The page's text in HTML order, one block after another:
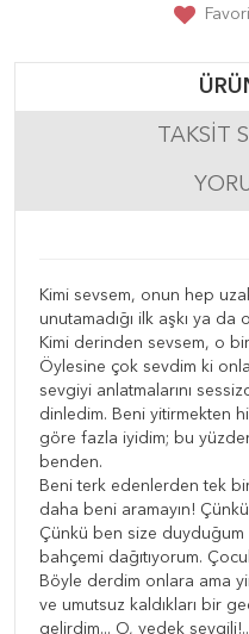
TAKSIT
Kimi sevsem, onun hep
unutamadığı ilk aşkı ya
Kimi derinden sevsem, o bir
Öylesine çok sevdim ki
sevgiyi anlatmalarını
dinledim. Beni yitirmekten
göre fazla iyidim; bu
benden.
Beni terk edenlerden tek
daha beni aramayın!
Çünkü ben size duyduğum
bahçemi dağıtıyorum.
Böyle derdim onlara ama
ve umutsuz kaldıkları bir
gelirdim... O, yedek